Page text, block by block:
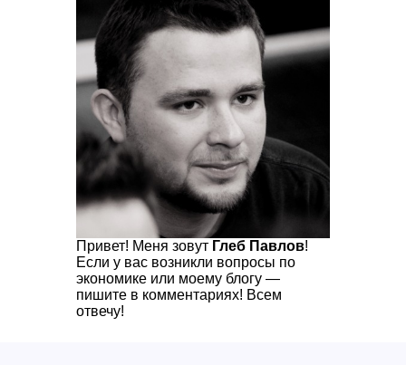
Привет! Меня зовут Глеб Павлов!
Если у вас возникли вопросы по
экономике или моему блогу —
пишите в комментариях! Всем
отвечу!